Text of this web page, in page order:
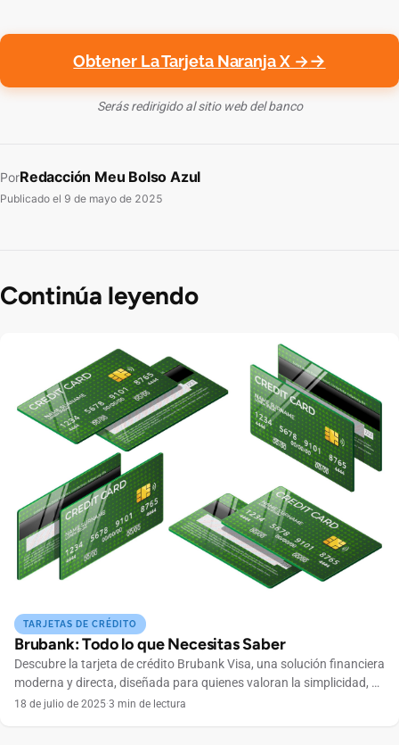
Obtener La Tarjeta Naranja X →
Serás redirigido al sitio web del banco
PorRedacción Meu Bolso Azul
Publicado el 9 de mayo de 2025
Continúa leyendo
TARJETAS DE CRÉDITO
Brubank: Todo lo que Necesitas Saber
Descubre la tarjeta de crédito Brubank Visa, una solución financiera
moderna y directa, diseñada para quienes valoran la simplicidad, el
control total desde una app y la seguridad en cada una de sus
18 de julio de 2025·3 min de lectura